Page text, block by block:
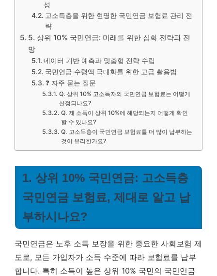
성
고소득층을 위한 현명한 국민연금 보험료 관리 전
략
5. 상위 10% 국민연금: 미래를 위한 심화 전략과 전
망
데이터 기반 예측과 맞춤형 전략 수립
국민연금 수령액 극대화를 위한 고급 활용법
❓ 자주 묻는 질문
Q. 상위 10% 고소득자의 국민연금 보험료는 어떻게
산정되나요?
Q. 제 소득이 상위 10%에 해당되는지 어떻게 확인
할 수 있나요?
Q. 고소득층이 국민연금 보험료를 더 많이 납부하는
것이 유리한가요?
1. 상위 10% 국민연금: 고소득층
국민연금 보험료, 제대로 알고 납
부하시나요?
국민연금은 노후 소득 보장을 위한 중요한 사회보험 제
도로, 모든 가입자가 소득 수준에 따라 보험료를 납부
합니다. 특히 소득이 높은 상위 10% 국민의 국민연금